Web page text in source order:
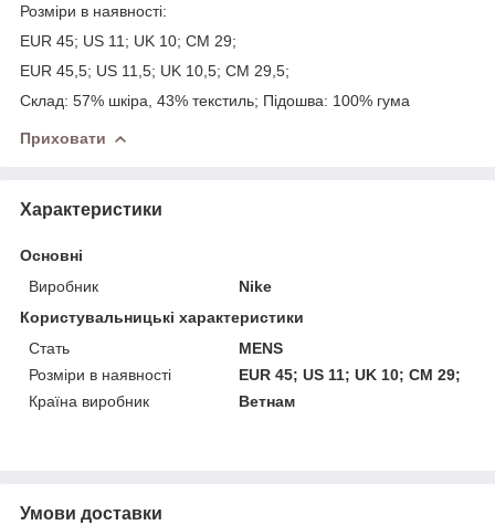
Розміри в наявності:
EUR 45; US 11; UK 10; CM 29;
EUR 45,5; US 11,5; UK 10,5; CM 29,5;
Склад: 57% шкiра, 43% текстиль; Пiдошва: 100% гума
Приховати
Характеристики
Основні
Виробник
Nike
Користувальницькі характеристики
Стать
MENS
Розміри в наявності
EUR 45; US 11; UK 10; CM 29;
Країна виробник
Ветнам
Умови доставки